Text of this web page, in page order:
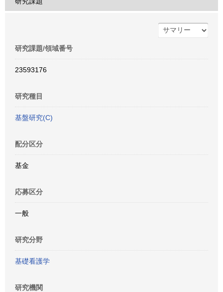
研究課題/領域番号
23593176
研究種目
基盤研究(C)
配分区分
基金
応募区分
一般
研究分野
基礎看護学
研究機関